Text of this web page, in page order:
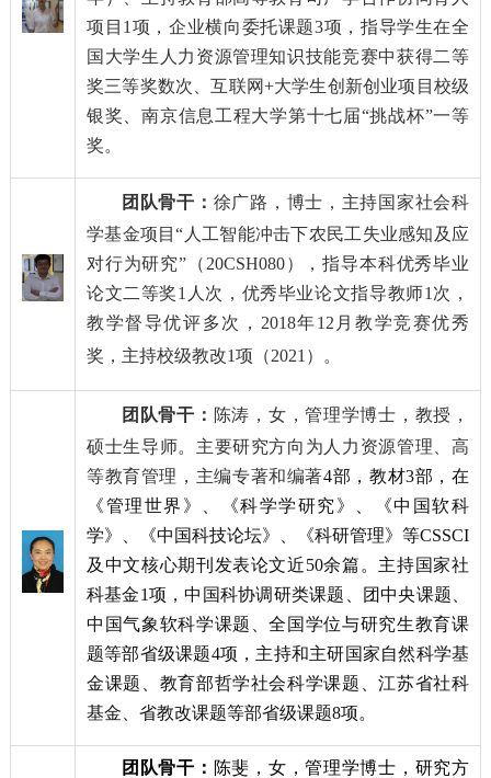
项目 1 项，企业横向委托课题3项，指导学生在全
国大学生人力资源管理知识技能竞赛中获得二等
奖三等奖数次、互联网+大学生创新创业项目校级
银奖、南京信息工程大学第十七届“挑战杯”一等
奖。
团队骨干： 徐广路， 博士，主持国家社会科
学基金项目“人工智能冲击下农民工失业感知及应
对行为研究”（ 20CSH080），指导本科优秀毕业
论文二等奖1 人次，优秀毕业论文指导教师1 次，
教学督导优评多次， 2018年12 月教学竞赛优秀
奖，主持校级教改1项（2021 ）。
团队骨干： 陈涛， 女，管理学博士，教授，
硕士生导师。主要研究方向为人力资源管理、高
等教育管理，主编专著和编著4部，教材3部，在
《管理世界》、《科学学研究》、《中国软科
学》、《中国科技论坛》、《科研管理》等CSSCI
及中文核心期刊发表论文近50余篇。主持国家社
科基金1项，中国科协调研类课题、团中央课题、
中国气象软科学课题、全国学位与研究生教育课
题等部省级课题4项，主持和主研国家自然科学基
金课题、教育部哲学社会科学课题、江苏省社科
基金、省教改课题等部省级课题8项。
团队骨干： 陈斐，女，管理学博士，研究方